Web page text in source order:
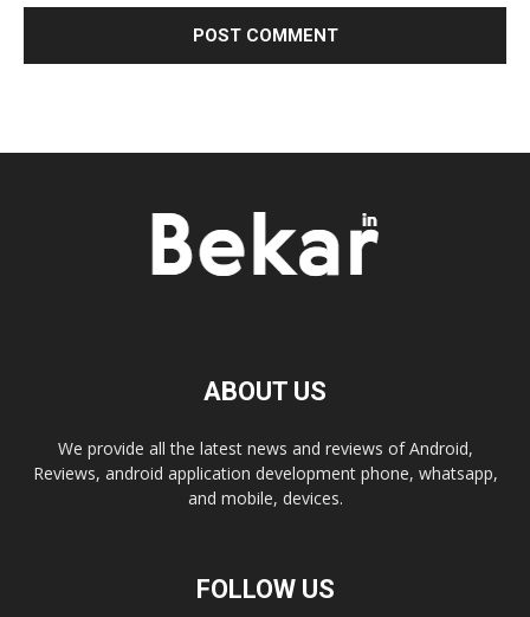
ABOUT US
We provide all the latest news and reviews of Android,
Reviews, android application development phone, whatsapp,
and mobile, devices.
FOLLOW US